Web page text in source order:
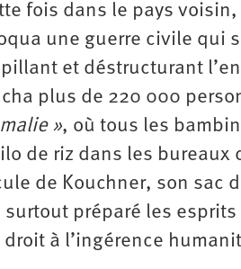
fois dans le pays
une guerre civile qui
et déstructurant
plus de 220 000
», où tous les
de riz dans les bureaux
de Kouchner, son sac
préparé les
à l’ingérence